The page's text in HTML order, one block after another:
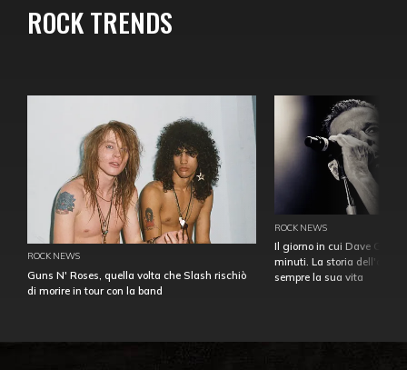
ROCK TRENDS
ROCK NEWS
Guns N' Roses, quella volta che Slash rischiò
di morire in tour con la band
ROCK NEWS
Il giorno in cui Dave
minuti. La storia
sempre la sua vita